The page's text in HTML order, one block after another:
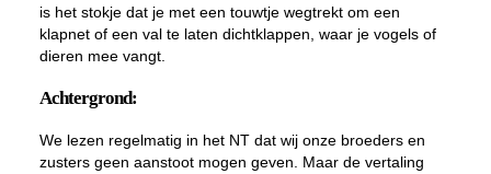
is het stokje dat je met een touwtje wegtrekt om een
klapnet of een val te laten dichtklappen, waar je vogels of
dieren mee vangt.
Achtergrond:
We lezen regelmatig in het NT dat wij onze broeders en
zusters geen aanstoot mogen geven. Maar de vertaling